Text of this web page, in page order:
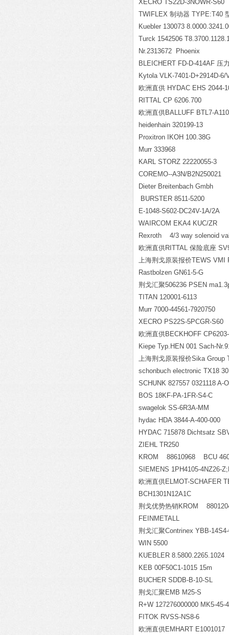
XECRO TS22D-3NOWR-S60
TWIFLEX 制动器 TYPE:T40
Kuebler 130073
Turck 1542506
Nr.2313672 Phoenix
BLEICHERT FD-D-414AF 压
Kytola VLK-7401-D+2914D-6/
欧洲直供 HYDAC EHS 2044-
RITTAL CP 6206.700
欧洲直供BALLUFF BTL7-
heidenhain 320199-13
Proxitron IKOH 100.38G
Murr 333968
KARL STORZ 22220055-3
COREMO--A3N/B2N250021
Dieter Breitenbach Gmbh
BURSTER 8511-5200
E-1048-S602-DC24V-1A/2A
WAIRCOM EKA4 KUC/ZR
Rexroth 4/3 way
欧洲直供RITTAL 保险底座
上海荆戈原装报价TEWS VMI
Rastbolzen GN61-5-
荆戈汇聚506236 PSEN
TITAN 120001-6113
Murr 7000-44561-7920750
XECRO PS22S-5PCGR-S60
欧洲直供BECKHOFF
Kiepe Typ.HEN 001 Sach-
上海荆戈原装报价Sika Group
schonbuch electronic TX18
SCHUNK 827557 0321118 A-
BOS 18KF-PA-1FR-S4-C
swagelok SS-6R3A-MM
hydac HDA 3844-A-400-000
HYDAC 715878 Dichtsatz
ZIEHL TR250
KROM 88610968 BCU
SIEMENS 1PH4105-4NZ26-
欧洲直供ELMOT-SCHAFER
BCH1301N12A1C
荆戈优势热销KROM
FEINMETALL
荆戈汇聚Contrinex YBB-
WIN 5500
KUEBLER 8.5800.2265.1024
KEB 00F50C1-1015 15m
BUCHER SDDB-B-10-SL
荆戈汇聚EMB M25-S
R+W 127276000000 MK5-45-
FITOK RVSS-NS8-6
欧洲直供EMHART E1001017